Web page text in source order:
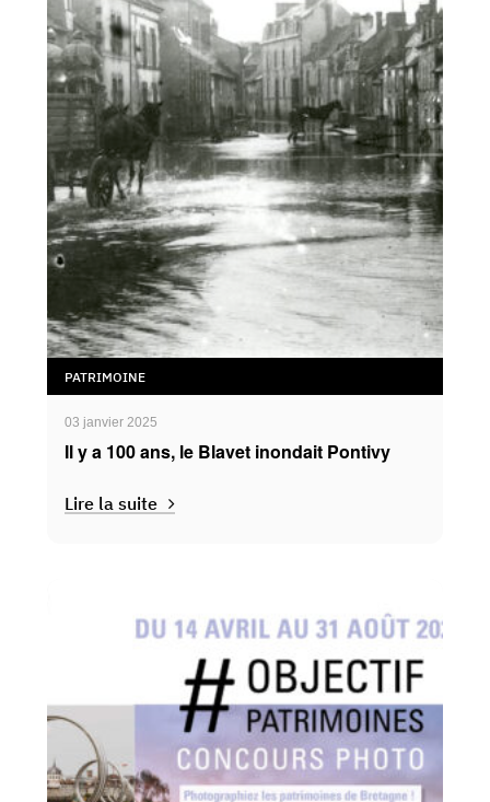
PATRIMOINE
03 janvier 2025
Il y a 100 ans, le Blavet inondait Pontivy
Lire la suite